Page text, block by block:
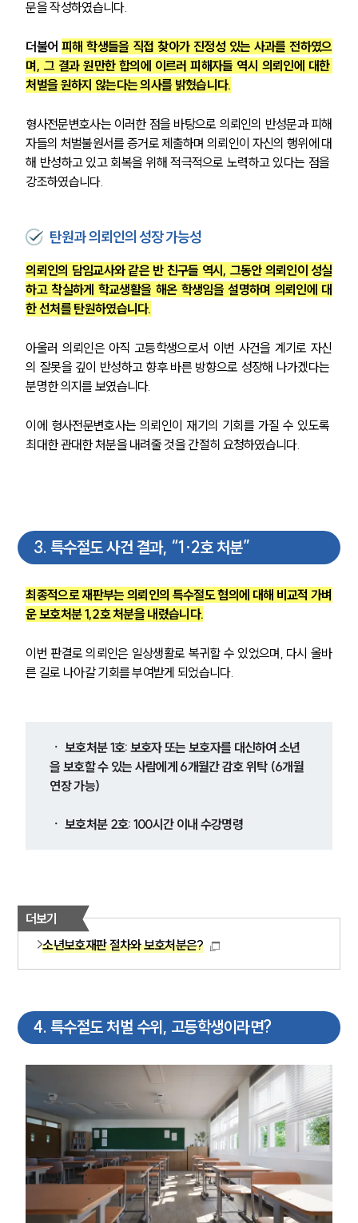
문을 작성하였습니다.
더불어 피해 학생들을 직접 찾아가 진정성 있는 사과를 전하였으
며, 그 결과 원만한 합의에 이르러 피해자들 역시 의뢰인에 대한
처벌을 원하지 않는다는 의사를 밝혔습니다.
형사전문변호사는 이러한 점을 바탕으로 의뢰인의 반성문과 피해
자들의 처벌불원서를 증거로 제출하며 의뢰인이 자신의 행위에 대
해 반성하고 있고 회복을 위해 적극적으로 노력하고 있다는 점을
강조하였습니다.
탄원과 의뢰인의 성장 가능성
의뢰인의 담임교사와 같은 반 친구들 역시, 그동안 의뢰인이 성실
하고 착실하게 학교생활을 해온 학생임을 설명하며 의뢰인에 대
한 선처를 탄원하였습니다.
아울러 의뢰인은 아직 고등학생으로서 이번 사건을 계기로 자신
의 잘못을 깊이 반성하고 향후 바른 방향으로 성장해 나가겠다는
분명한 의지를 보였습니다.
이에 형사전문변호사는 의뢰인이 재기의 기회를 가질 수 있도록
최대한 관대한 처분을 내려줄 것을 간절히 요청하였습니다.
3. 특수절도 사건 결과, “1·2호 처분”
최종적으로 재판부는 의뢰인의 특수절도 혐의에 대해 비교적 가벼
운 보호처분 1,2호 처분을 내렸습니다.
이번 판결로 의뢰인은 일상생활로 복귀할 수 있었으며, 다시 올바
른 길로 나아갈 기회를 부여받게 되었습니다.
ㆍ 보호처분 1호: 보호자 또는 보호자를 대신하여 소년
을 보호할 수 있는 사람에게 6개월간 감호 위탁 (6개월
연장 가능)
ㆍ 보호처분 2호: 100시간 이내 수강명령
더보기
소년보호재판 절차와 보호처분은?
4. 특수절도 처벌 수위, 고등학생이라면?